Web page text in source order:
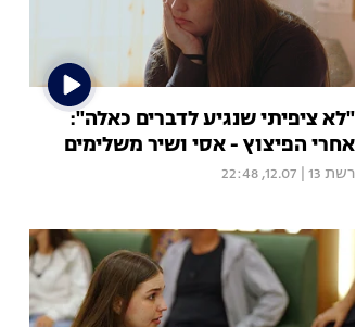
"לא ציפיתי שנגיע לדברים כאלה":
אחרי הפיצוץ - אסי ושיר משלימים
רשת 13 12.07, 22:48